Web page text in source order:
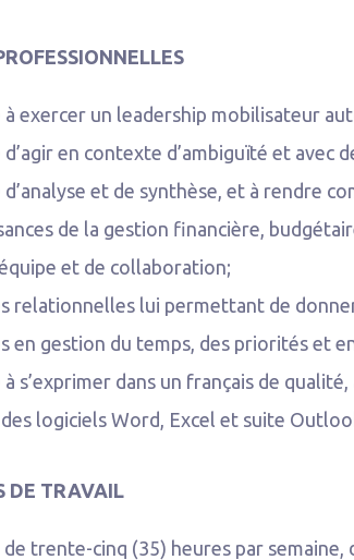
à exercer un leadership mobilisateur
d’agir en contexte d’ambiguïté et avec
d’analyse et de synthèse, et à rendre
de la gestion financière,
et de collaboration;
relationnelles lui permettant de
en gestion du temps, des priorités et
à s’exprimer dans un français de qualité,
logiciels Word, Excel et suite
DE TRAVAIL
trente-cinq (35) heures par semaine,